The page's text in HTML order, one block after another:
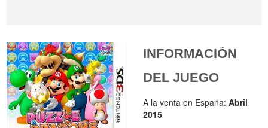
INFORMACIÓN
DEL JUEGO
A la venta en España:Abril
2015